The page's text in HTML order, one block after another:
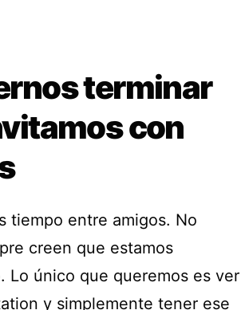
terminar
con
tiempo entre amigos. No
creen que estamos
Lo único que queremos es ver
y simplemente tener ese